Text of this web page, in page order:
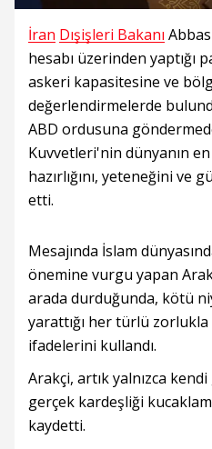
İran Dışişleri Bakanı
hesabı üzerinden yaptığı
askeri kapasitesine ve
değerlendirmelerde
ABD ordusuna
Kuvvetleri'nin dünyanın
hazırlığını, yeteneğini ve
etti.
Mesajında İslam
önemine vurgu yapan
arada durduğunda, kötü
yarattığı her türlü zorlukla
ifadelerini kullandı.
Arakçi, artık yalnızca
gerçek kardeşliği
kaydetti.